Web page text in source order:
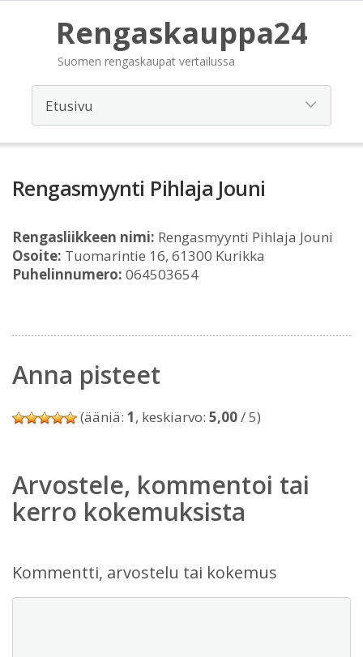
Rengaskauppa24
Suomen rengaskaupat vertailussa
Rengasmyynti Pihlaja Jouni
Rengasliikkeen nimi: Rengasmyynti Pihlaja Jouni
Osoite: Tuomarintie 16, 61300 Kurikka
Puhelinnumero: 064503654
Anna pisteet
(ääniä: 1, keskiarvo: 5,00/ 5)
Arvostele, kommentoi tai
kerro kokemuksista
Kommentti, arvostelu tai kokemus